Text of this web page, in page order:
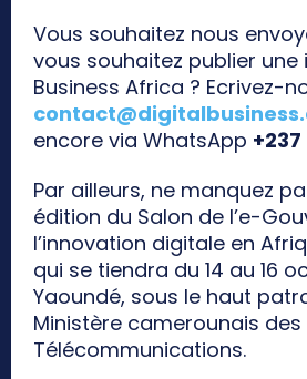
Vous souhaitez nous
vous souhaitez publier une
Business Africa ? Ecrivez-
encore via WhatsApp +237
Par ailleurs, ne manquez
édition du Salon de l’e-
l’innovation digitale en
qui se tiendra du 14 au 16
Yaoundé, sous le haut
Ministère camerounais des
Télécommunications.